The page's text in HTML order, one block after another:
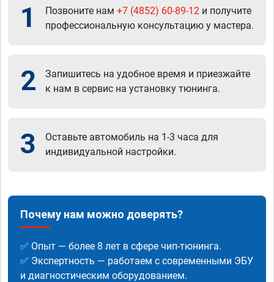
1 Позвоните нам +7 (4852) 60-89-12 и получите
профессиональную консультацию у мастера.
2
Запишитесь на удобное время и приезжайте
к нам в сервис на установку тюнинга.
3
Оставьте автомобиль на 1-3 часа для
индивидуальной настройки.
Почему нам можно доверять?
✅ Опыт — более 8 лет в сфере чип-тюнинга.
✅ Экспертность — работаем с современными ЭБУ
и диагностическим оборудованием.